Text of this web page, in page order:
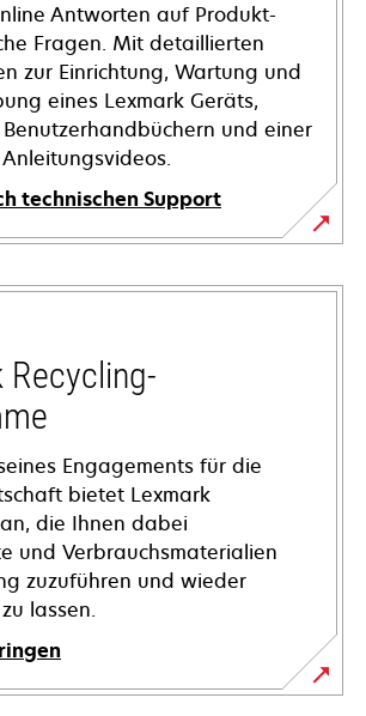
Antworten auf Produkt-
Fragen. Mit detaillierten
zur Einrichtung, Wartung und
eines Lexmark Geräts,
und einer
technischen Support
Recycling-
Engagements für die
bietet Lexmark
die Ihnen dabei
und Verbrauchsmaterialien
zuzuführen und wieder
lassen.